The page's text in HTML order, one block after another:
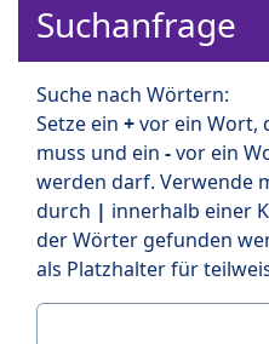
Suchanfrage
Suche nach Wörtern:
Setze ein +vor ein Wort,
muss und ein -vor ein
werden darf. Verwende
durch | innerhalb einer
der Wörter gefunden
als Platzhalter für